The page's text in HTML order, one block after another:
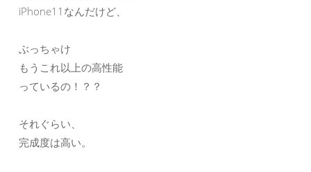
iPhone11なんだけど、
ぶっちゃけ
もうこれ以上の高性能
っているの！？？
それぐらい、
完成度は高い。